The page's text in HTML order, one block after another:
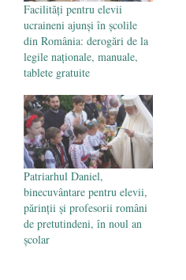
Facilități pentru elevii
ucraineni ajunși în școlile
din România: derogări de la
legile naționale, manuale,
tablete gratuite
Patriarhul Daniel,
binecuvântare pentru elevii,
părinții și profesorii români
de pretutindeni, în noul an
școlar